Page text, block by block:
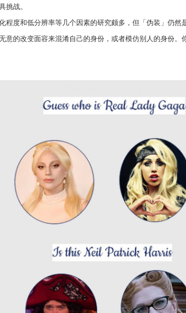
挑战。
程度和低分辨率等几个因素的研究颇多，但「伪装」仍然
意的改变面容来混淆自己的身份，或者模仿别人的身份。